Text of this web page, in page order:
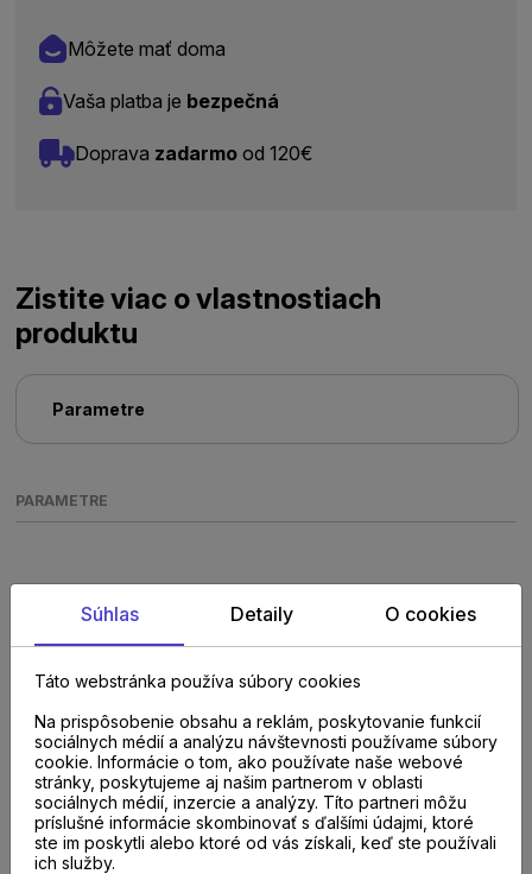
Môžete mať doma
Vaša platba je bezpečná
Doprava zadarmo od 120€
Zistite viac o vlastnostiach
produktu
Parametre
PARAMETRE
Poraďte sa s
odborníkom u nás na
predajni.
Súhlas Detaily O cookies
Táto webstránka používa súbory cookies
Na prispôsobenie obsahu a reklám, poskytovanie funkcií
sociálnych médií a analýzu návštevnosti používame súbory
cookie. Informácie o tom, ako používate naše webové
stránky, poskytujeme aj našim partnerom v oblasti
sociálnych médií, inzercie a analýzy. Títo partneri môžu
príslušné informácie skombinovať s ďalšími údajmi, ktoré
ste im poskytli alebo ktoré od vás získali, keď ste používali
ich služby.